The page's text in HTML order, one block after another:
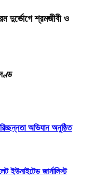
দুর্ভোগে শ্রমজীবী ও
অভিযান অনুষ্ঠিত
ইউনাইটেড জার্নালিস্ট